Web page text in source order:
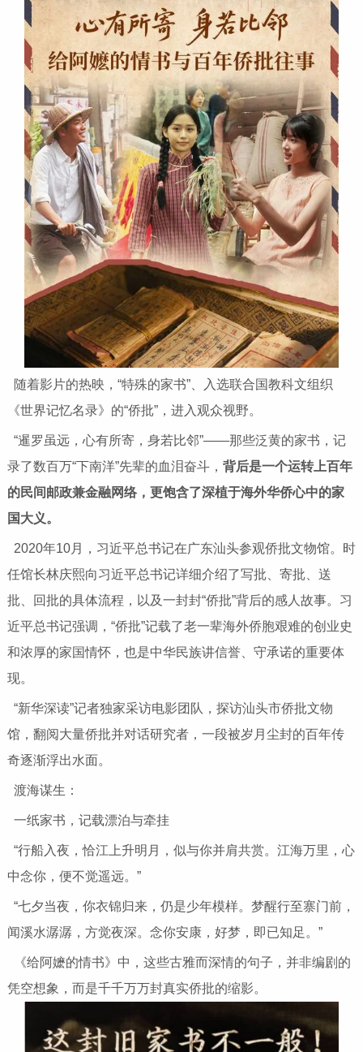
随着影片的热映，“特殊的家书”、入选联合国教科文组织
《世界记忆名录》的“侨批”，进入观众视野。
“暹罗虽远，心有所寄，身若比邻”——那些泛黄的家书，记
录了数百万“下南洋”先辈的血泪奋斗， 背后是一个运转上百年
的民间邮政兼金融网络，更饱含了深植于海外华侨心中的家
国大义。
2020年10月，习近平总书记在广东汕头参观侨批文物馆。时
任馆长林庆熙向习近平总书记详细介绍了写批、寄批、送
批、回批的具体流程，以及一封封“侨批”背后的感人故事。习
近平总书记强调，“侨批”记载了老一辈海外侨胞艰难的创业史
和浓厚的家国情怀，也是中华民族讲信誉、守承诺的重要体
现。
“新华深读”记者独家采访电影团队，探访汕头市侨批文物
馆，翻阅大量侨批并对话研究者，一段被岁月尘封的百年传
奇逐渐浮出水面。
渡海谋生：
一纸家书，记载漂泊与牵挂
“行船入夜，恰江上升明月，似与你并肩共赏。江海万里，心
中念你，便不觉遥远。”
“七夕当夜，你衣锦归来，仍是少年模样。梦醒行至寨门前，
闻溪水潺潺，方觉夜深。念你安康，好梦，即已知足。”
《给阿嬷的情书》中，这些古雅而深情的句子，并非编剧的
凭空想象，而是千千万万封真实侨批的缩影。